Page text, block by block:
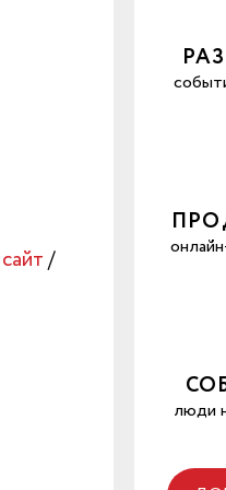
сайт/
люди